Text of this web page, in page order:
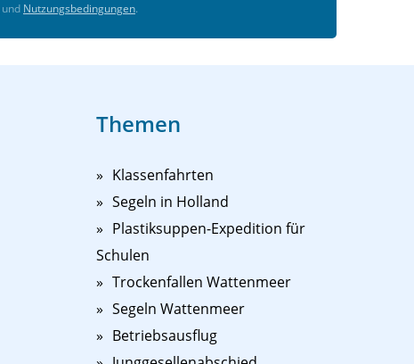
und Nutzungsbedingungen.
Themen
Klassenfahrten
Segeln in Holland
Plastiksuppen-Expedition für
Schulen
Trockenfallen Wattenmeer
Segeln Wattenmeer
Betriebsausflug